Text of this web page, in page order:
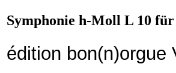
Symphonie h-Moll L 10
édition bon(n)orgue